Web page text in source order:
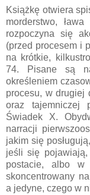
Książkę otwiera
morderstwo,
rozpoczyna się
(przed procesem i
na krótkie,
74. Pisane są
określeniem
procesu, w drugiej
oraz tajemniczej
Świadek X.
narracji
jakim się
jeśli się pojawiają,
postacie, albo w
skoncentrowany
a jedyne, czego w